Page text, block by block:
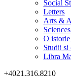
Social
Letters
Arts &
Sciences
O
Studii si
Libra
+4021.316.8210